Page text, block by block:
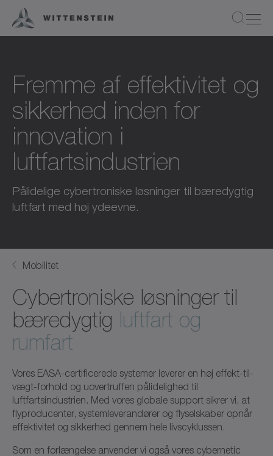
Fremme af effektivitet og
sikkerhed inden for
innovation i
luftfartsindustrien
Pålidelige cybertroniske løsninger til bæredygtig
luftfart med høj ydeevne.
Mobilitet
Cybertroniske løsninger til
bæredygtig luftfart og
rumfart
Vores EASA-certificerede systemer leverer en høj effekt-til-
vægt-forhold og uovertruffen pålidelighed til
luftfartsindustrien. Med vores globale support sikrer vi, at
flyproducenter, systemleverandører og flyselskaber opnår
effektivitet og sikkerhed gennem hele livscyklussen.
Som en forlængelse anvender vi også vores cybernetic